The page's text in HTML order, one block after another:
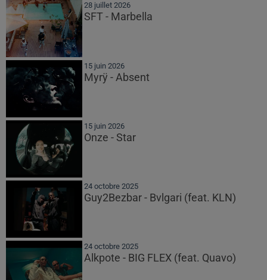
28 juillet 2026
SFT - Marbella
15 juin 2026
Myrÿ - Absent
15 juin 2026
Onze - Star
24 octobre 2025
Guy2Bezbar - Bvlgari (feat. KLN)
24 octobre 2025
Alkpote - BIG FLEX (feat. Quavo)